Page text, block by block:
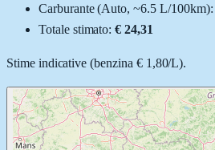
Carburante (Auto, ~6.5 L/100km):
Totale stimato:€ 24,31
Stime indicative (benzina € 1,80/L).